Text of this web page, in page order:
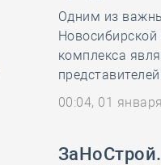
Одним из
комплекса
00:04, 01